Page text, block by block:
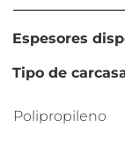
Espesores
Tipo de
Polipropileno